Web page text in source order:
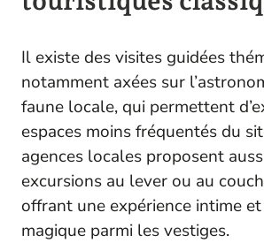
Il existe des visites guidées
notamment axées sur
faune locale, qui permettent
espaces moins fréquentés du
agences locales proposent
excursions au lever ou au
offrant une expérience intime
magique parmi les vestiges.